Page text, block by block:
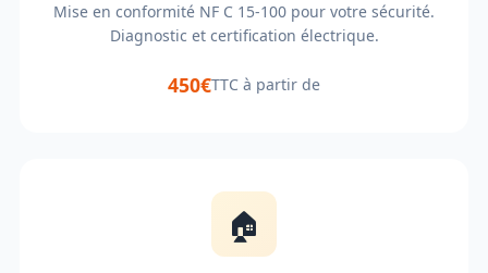
Mise en conformité NF C 15-100 pour votre sécurité.
Diagnostic et certification électrique.
450€TTC à partir de
🏠